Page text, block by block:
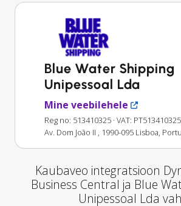
Blue Water Shipping
Unipessoal Lda
Mine veebilehele
Reg no: 513410325 · VAT: PT513410325
Av. Dom João II , 1990-095 Lisboa,
Kaubaveo integratsioon
Business Central ja Blue
Unipessoal Lda